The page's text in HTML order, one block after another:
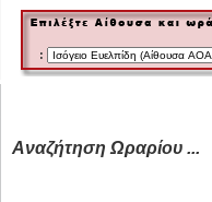
:
Αναζήτηση Ωραρίου ...